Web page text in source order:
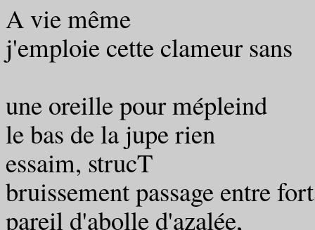
A vie même
j'emploie cette clameur sans
une oreille pour mépleind
le bas de la jupe rien
essaim, strucT
bruissement passage entre
pareil d'abolle d'azalée,